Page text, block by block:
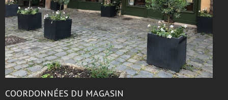
COORDONNÉES DU MAGASIN